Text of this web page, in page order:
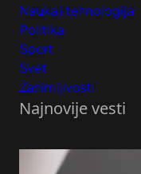
Nauka i tehnologija
Politika
Sport
Svet
Zanimljivosti
Najnovije vesti